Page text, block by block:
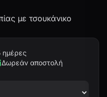
με τσουκάνικο
ημέρες
Δωρεάν αποστολή